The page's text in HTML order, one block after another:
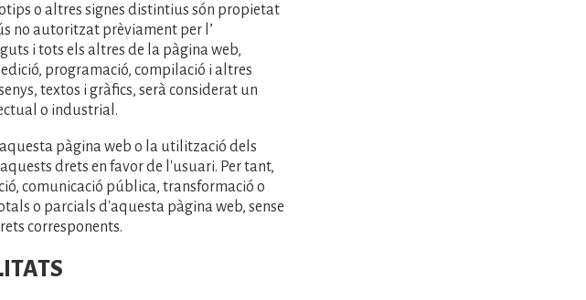
o altres signes distintius són propietat
no autoritzat prèviament per l’
i tots els altres de la pàgina web,
programació, compilació i altres
textos i gràfics, serà considerat un
o industrial.
aquesta pàgina web o la utilització dels
drets en favor de l'usuari. Per tant,
comunicació pública, transformació o
o parcials d'aquesta pàgina web, sense
corresponents.